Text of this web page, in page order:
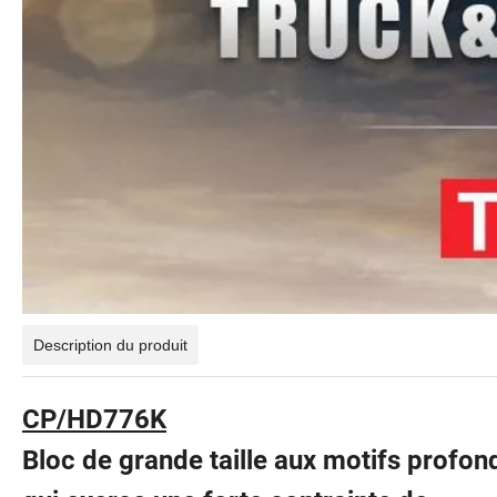
Description du produit
CP/HD776K
Bloc de grande taille aux motifs